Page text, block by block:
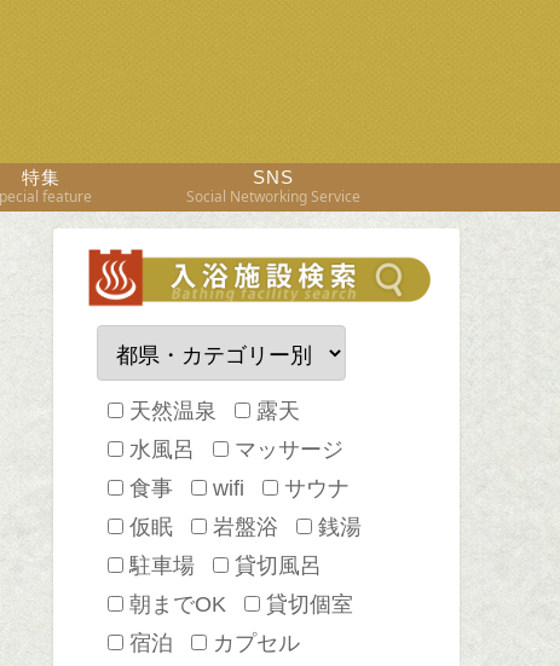
特集
feature
SNS
Social Networking Service
天然温泉
露天
水風呂
マッサージ
食事
wifi
サウナ
仮眠
岩盤浴
銭湯
駐車場
貸切風呂
朝までOK
貸切個室
宿泊
カプセル